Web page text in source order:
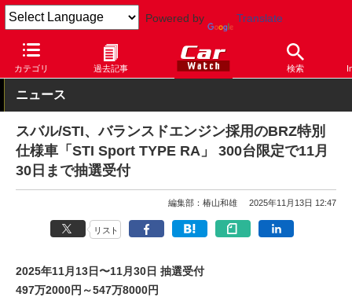
Powered by Translate
カテゴリ 過去記事 検索
Car Watch 自動車 スバル BRZ
ニュース
スバル/STI、バランスドエンジン採用のBRZ特別
仕様車「STI Sport TYPE RA」 300台限定で11月
30日まで抽選受付
編集部：椿山和雄 2025年11月13日 12:47
リスト
2025年11月13日〜11月30日 抽選受付
497万2000円～547万8000円